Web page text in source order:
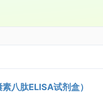
八肽ELISA试剂盒）